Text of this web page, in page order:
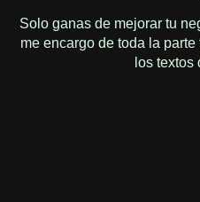
Solo ganas de mejorar tu
me encargo de toda la
los textos